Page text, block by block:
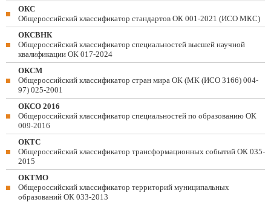
ОКС
Общероссийский классификатор стандартов ОК 001-2021 (ИСО МКС)
ОКСВНК
Общероссийский классификатор специальностей высшей научной
квалификации ОК 017-2024
ОКСМ
Общероссийский классификатор стран мира ОК (МК (ИСО 3166) 004-
97) 025-2001
ОКСО 2016
Общероссийский классификатор специальностей по образованию ОК
009-2016
ОКТС
Общероссийский классификатор трансформационных событий ОК 035-
2015
ОКТМО
Общероссийский классификатор территорий муниципальных
образований ОК 033-2013